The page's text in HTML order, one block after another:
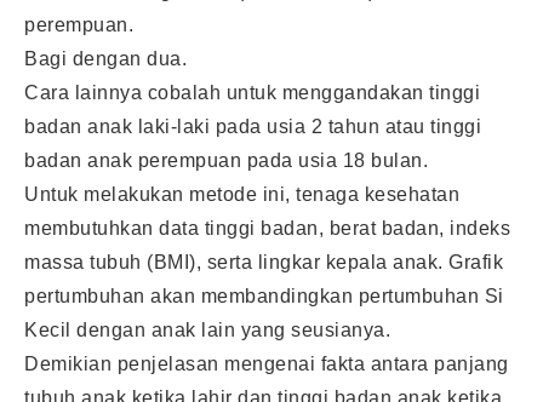
perempuan.
Bagi dengan dua.
Cara lainnya cobalah untuk menggandakan tinggi
badan anak laki-laki pada usia 2 tahun atau tinggi
badan anak perempuan pada usia 18 bulan.
Untuk melakukan metode ini, tenaga kesehatan
membutuhkan data tinggi badan, berat badan, indeks
massa tubuh (BMI), serta lingkar kepala anak. Grafik
pertumbuhan akan membandingkan pertumbuhan Si
Kecil dengan anak lain yang seusianya.
Demikian penjelasan mengenai fakta antara panjang
tubuh anak ketika lahir dan tinggi badan anak ketika